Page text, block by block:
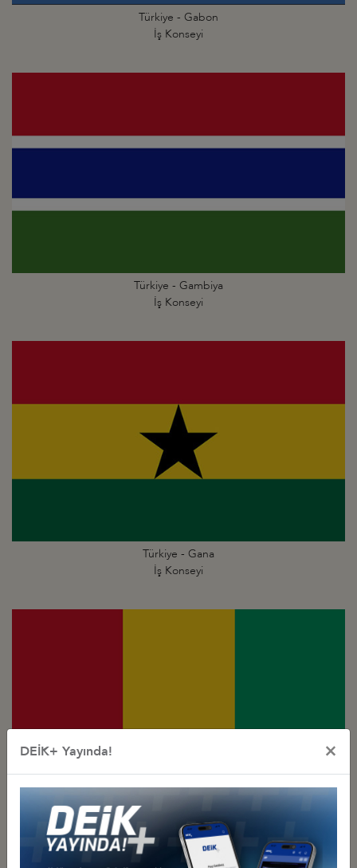
Türkiye - Gabon
İş Konseyi
Türkiye - Gambiya
İş Konseyi
Türkiye - Gana
İş Konseyi
Türkiye - Gine
İş Konseyi
DEİK+ Yayında! ×